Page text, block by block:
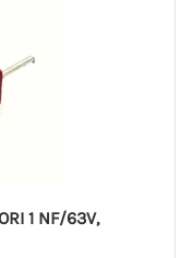
1 NF/63V,